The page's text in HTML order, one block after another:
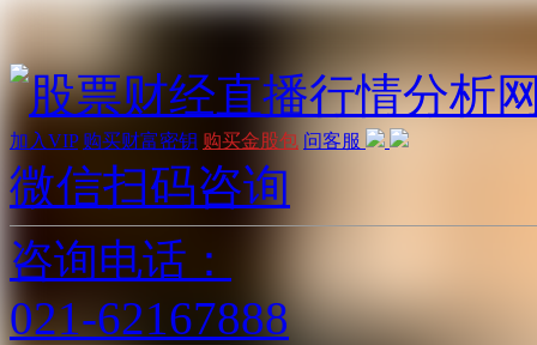
加入VIP 购买财富密钥 购买金股包 问客服
微信扫码咨询
咨询电话：
021-62167888